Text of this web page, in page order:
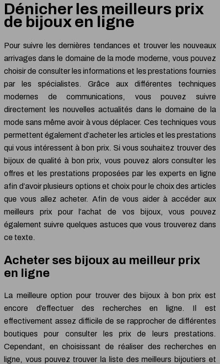
Dénicher les meilleurs prix
de bijoux en ligne
Pour suivre les dernières tendances et trouver les nouveaux
arrivages dans le domaine de la mode moderne, vous pouvez
choisir de consulter les informations et les prestations fournies
par les spécialistes. Grâce aux différentes techniques
modernes de communications, vous pouvez suivre
directement les nouvelles actualités dans le domaine de la
mode sans même avoir à vous déplacer. Ces techniques vous
permettent également d’acheter les articles et les prestations
qui vous intéressent à bon prix. Si vous souhaitez trouver des
bijoux de qualité à bon prix, vous pouvez alors consulter les
offres et les prestations proposées par les experts en ligne
afin d’avoir plusieurs options et choix pour le choix des articles
que vous allez acheter. Afin de vous aider à accéder aux
meilleurs prix pour l’achat de vos bijoux, vous pouvez
également suivre quelques astuces que vous trouverez dans
ce texte.
Acheter ses bijoux au meilleur prix
en ligne
La meilleure option pour trouver des bijoux à bon prix est
encore d’effectuer des recherches en ligne. Il est
effectivement assez difficile de se rapprocher de différentes
boutiques pour consulter les prix de leurs prestations.
Cependant, en choisissant de réaliser des recherches en
ligne, vous pouvez trouver la liste des meilleurs bijoutiers et